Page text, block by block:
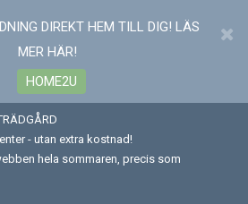
DIREKT HEM TILL DIG! LÄS
MER HÄR!
HOME2U
- utan extra kostnad!
hela sommaren, precis som